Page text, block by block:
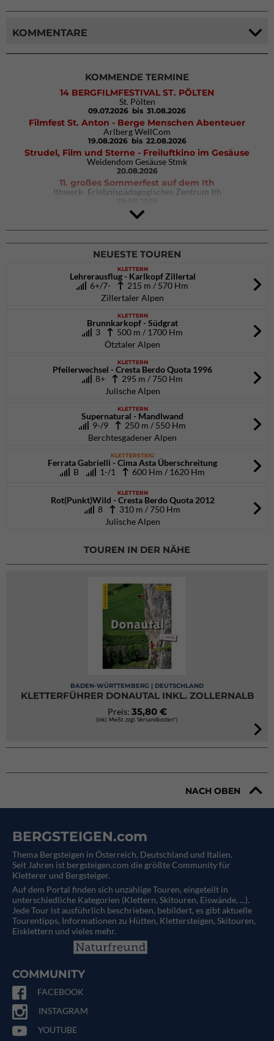
KOMMENTARE
KOMMENDE TERMINE
14 BERGFILMFESTIVAL ST. PÖLTEN
St. Pölten
09.07.2026 bis 31.08.2026
Filmfest St. Anton - Berge Menschen Abenteuer
Arlberg WellCom
19.08.2026 bis 22.08.2026
Strudel, Film und Sterne - Freiluftkino im Gesäuse
Weidendom Gesäuse Stmk
20.08.2026
11. großes Sommerfest auf dem Ith
Ithwerk- Erlebnispädagogisches Zentrum Ith
4Blocs KIDS 2026
DAV Kletter- & Boulderzentrum München Süd (Thalkirchen)
26.09.2026
NEUESTE TOUREN
KLETTERN
Lehrerausflug - Karlkopf Zillertal
6+/7-
215 m / 570 Hm
Zillertaler Alpen
KLETTERN
Brunnkarkopf - Südgrat
3
500 m / 1700 Hm
Ötztaler Alpen
KLETTERN
Pfeilerwechsel - Cresta Berdo Quota 1996
8+
295 m / 750 Hm
Julische Alpen
KLETTERN
Supernatural - Mandlwand
9-/9
250 m / 550 Hm
Berchtesgadener Alpen
KLETTERSTEIG
Ferrata Gabrielli - Cima Asta Überschreitung
B
1-/1 600 Hm / 1620 Hm
KLETTERN
Rot(Punkt)Wild - Cresta Berdo Quota 2012
8
310 m / 750 Hm
Julische Alpen
TOUREN IN DER NÄHE
BADEN-WÜRTTEMBERG | DEUTSCHLAND
KLETTERFÜHRER DONAUTAL INKL. ZOLLERNALB
Preis: 35,80 €
(inkl. MwSt. zzgl. Versandkosten*)
NACH OBEN
BERGSTEIGEN.com
Thema Bergsteigen in Österreich, Deutschland und Italien.
Seit Jahren ist bergsteigen.com die größte Community für
Kletterer und Bergsteiger.
Auf dem Portal finden sich unzählige Touren, eingeteilt in
unterschiedliche Kategorien (Klettern, Skitouren, Eiswände, ...).
Jede Tour ist ausführlich beschrieben, bebildert, es gibt aktuelle
Tourentipps, Informationen zu Hütten, Klettersteigen, Skitouren,
Eisklettern und vieles mehr.
COMMUNITY
FACEBOOK
INSTAGRAM
YOUTUBE